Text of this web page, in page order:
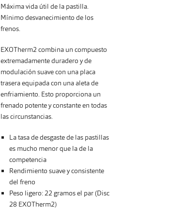
Máxima vida útil de la pastilla.
Mínimo desvanecimiento de los
frenos.
EXOTherm2 combina un compuesto
extremadamente duradero y de
modulación suave con una placa
trasera equipada con una aleta de
enfriamiento. Esto proporciona un
frenado potente y constante en todas
las circunstancias.
La tasa de desgaste de las pastillas
es mucho menor que la de la
competencia
Rendimiento suave y consistente
del freno
Peso ligero: 22 gramos el par (Disc
28 EXOTherm2)